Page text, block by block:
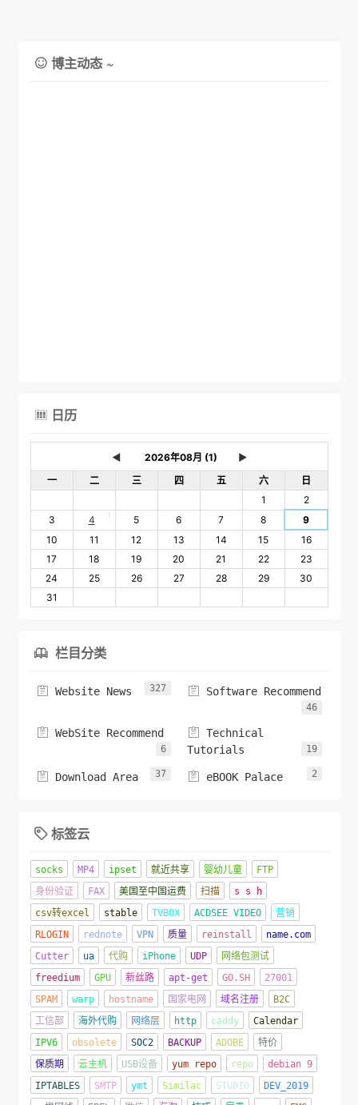
 博主动态 ~
 日历
◄
►
一
二 三 四 五 六
日
1
2
3
4 1 5 6 7 8
9
10
11 12 13 14 15
16
17
18 19 20 21 22
23
24
25 26 27 28 29
30
31
 栏目分类
 Website News 327  Software Recommend
46
 WebSite Recommend
6
 Technical
Tutorials
19
 Download Area 37  eBOOK Palace 2
 标签云
socks MP4 ipset 就近共享 婴幼儿童
FTP
身份验证
FAX 美国至中国运费 扫描
s s h
csv转excel
stable TVBOX ACDSEE VIDEO
营销
RLOGIN
rednote VPN 质量 reinstall
name.com
Cutter
ua 代购 iPhone UDP
网络包测试
freedium
GPU 新丝路 apt-get GO.SH
27001
SPAM
warp hostname 国家电网 域名注册
B2C
工信部
海外代购 网络层 http caddy
Calendar
IPV6
obsolete SOC2 BACKUP ADOBE
特价
保质期
云主机 USB设备 yum repo repo
debian 9
IPTABLES
SMTP ymt Similac STUDIO
DEV_2019